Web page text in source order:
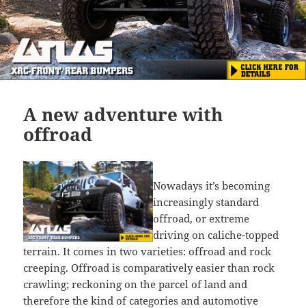
A new adventure with
offroad
Nowadays it’s becoming
increasingly standard
offroad, or extreme
driving on caliche-topped
terrain. It comes in two varieties: offroad and rock
creeping. Offroad is comparatively easier than rock
crawling; reckoning on the parcel of land and
therefore the kind of categories and automotive